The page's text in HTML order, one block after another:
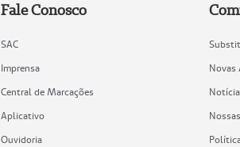
Fale Conosco
SAC
Imprensa
Central de Marcações
Aplicativo
Ouvidoria
Novas